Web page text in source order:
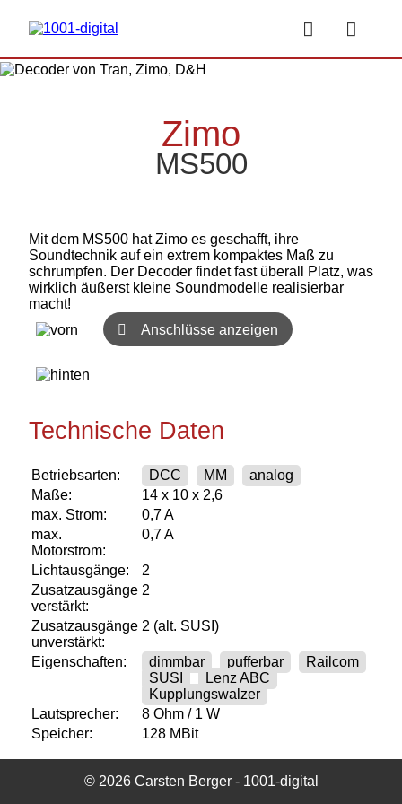
 
Zimo
MS500
Mit dem MS500 hat Zimo es geschafft, ihre
Soundtechnik auf ein extrem kompaktes Maß zu
schrumpfen. Der Decoder findet fast überall Platz, was
wirklich äußerst kleine Soundmodelle realisierbar
macht!
Anschlüsse anzeigen
Technische Daten
Betriebsarten: DCC MM
analog
Maße:
14 x 10 x 2,6
max. Strom:
0,7 A
max.
Motorstrom:
0,7 A
Lichtausgänge:
2
Zusatzausgänge
verstärkt:
2
Zusatzausgänge
unverstärkt:
2 (alt. SUSI)
Eigenschaften: dimmbar pufferbar
Railcom
SUSI
Lenz ABC
Kupplungswalzer
Lautsprecher:
8 Ohm / 1 W
Speicher:
128 MBit
© 2026 Carsten Berger - 1001-digital